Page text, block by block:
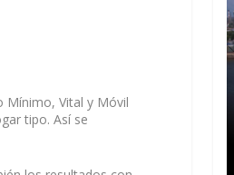
Mínimo, Vital y Móvil
tipo. Así se